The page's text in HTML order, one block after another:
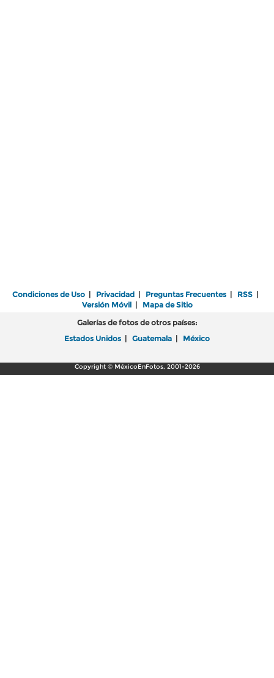
Condiciones de Uso | Privacidad | Preguntas Frecuentes | RSS |
Versión Móvil| Mapa de Sitio
Galerías de fotos de otros países:
Estados Unidos | Guatemala | México
Copyright © MéxicoEnFotos, 2001-2026